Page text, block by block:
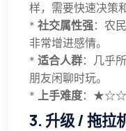
样，需要快速决策
* 社交属性强：农
非常增进感情。
* 适合人群：几乎
朋友闲聊时玩。
* 上手难度：
3. 升级 / 拖拉